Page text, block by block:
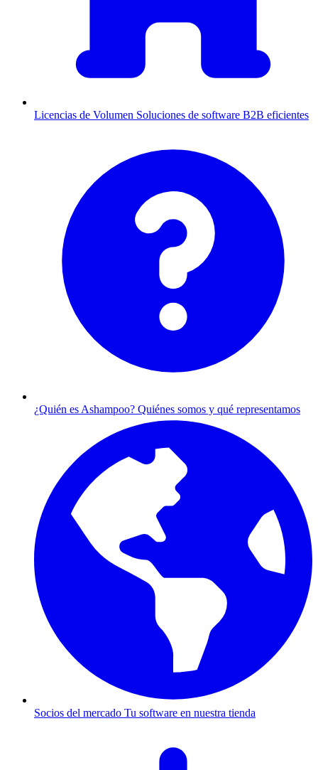
Licencias de Volumen Soluciones de software B2B eficientes
¿Quién es Ashampoo? Quiénes somos y qué representamos
Socios del mercado Tu software en nuestra tienda